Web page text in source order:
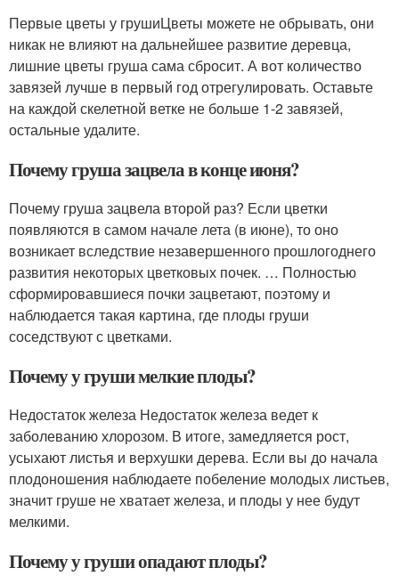
Первые цветы у грушиЦветы можете не обрывать, они
никак не влияют на дальнейшее развитие деревца,
лишние цветы груша сама сбросит. А вот количество
завязей лучше в первый год отрегулировать. Оставьте
на каждой скелетной ветке не больше 1-2 завязей,
остальные удалите.
Почему груша зацвела в конце июня?
Почему груша зацвела второй раз? Если цветки
появляются в самом начале лета (в июне), то оно
возникает вследствие незавершенного прошлогоднего
развития некоторых цветковых почек. … Полностью
сформировавшиеся почки зацветают, поэтому и
наблюдается такая картина, где плоды груши
соседствуют с цветками.
Почему у груши мелкие плоды?
Недостаток железа Недостаток железа ведет к
заболеванию хлорозом. В итоге, замедляется рост,
усыхают листья и верхушки дерева. Если вы до начала
плодоношения наблюдаете побеление молодых листьев,
значит груше не хватает железа, и плоды у нее будут
мелкими.
Почему у груши опадают плоды?